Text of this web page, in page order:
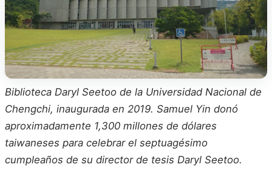
Biblioteca Daryl Seetoo de la Universidad Nacional de
Chengchi, inaugurada en 2019. Samuel Yin donó
aproximadamente 1,300 millones de dólares
taiwaneses para celebrar el septuagésimo
cumpleaños de su director de tesis Daryl Seetoo.